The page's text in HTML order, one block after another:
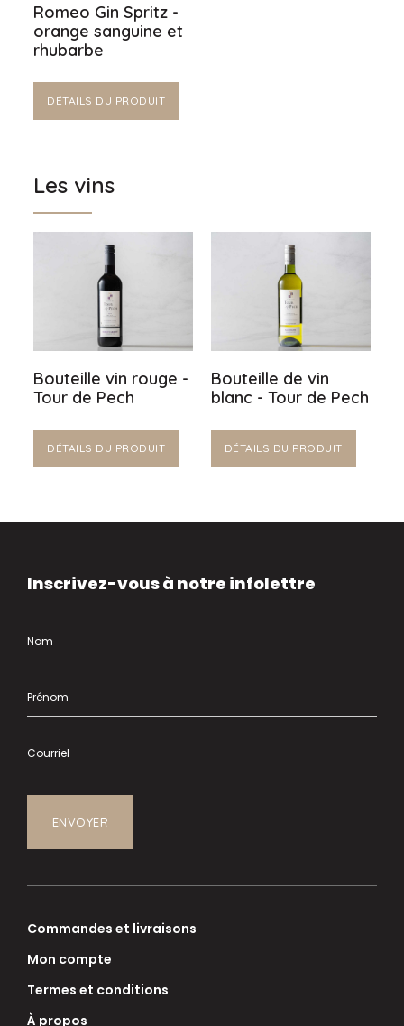
Romeo Gin Spritz -
orange sanguine et
rhubarbe
DÉTAILS DU PRODUIT
Les vins
Bouteille vin rouge -
Tour de Pech
DÉTAILS DU PRODUIT
Bouteille de vin
blanc - Tour de Pech
DÉTAILS DU PRODUIT
Commandes et livraisons
Mon compte
Termes et conditions
À propos
Inscrivez-vous à notre infolettre